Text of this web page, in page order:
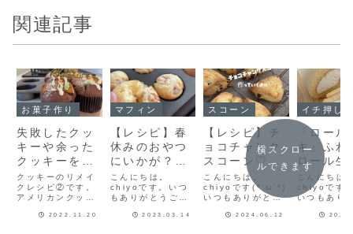
関連記事
お菓子作り
失敗したクッ
キーや余った
クッキーを美
味しくリメイ
ク【クッキー
リメイク②】
クッキーのリメイ
クレシピ②です。
アメリカンクッキ
ら分量を間違え、
2022.11.20
マフィン
【レシピ】春
休みのおやつ
にいかが？甘
酸っぱさが絶
品の焼き菓子
レシピ♡【い
ちごホワイト
こんにちは。
chiyoです。いつ
もありがとうござ
レッシュいちごを
2023.03.14
スコーン
【レシピ】チ
ョコチャンク
スコーン♡混
ぜて丸めてカ
ットして焼く
だけ♡簡単お
いしいスコー
こんにちは。
chiyoです(*'ω'*)
いつもありがとう
丸めてカットして
2024.06.12
「ロー
キ」ふわ
ロール生
たっぷり
リーム♡
な大好き
ルケー
こんにちは
chiyoです
いつもあり
ふわっふわ
横スクロー
ルできます